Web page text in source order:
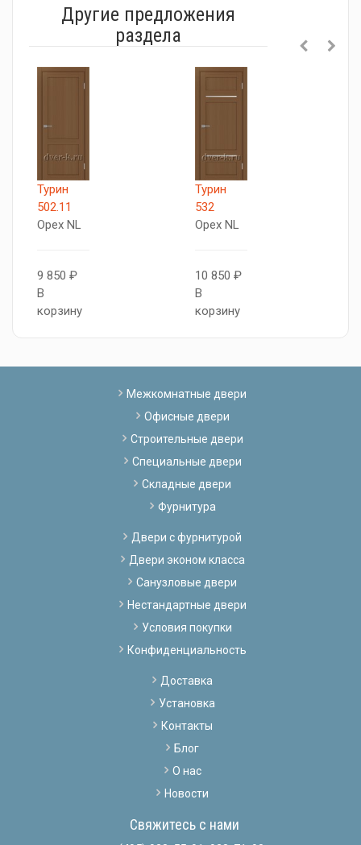
Другие предложения
раздела
Турин
502.11
Орех NL
9 850 ₽
В
корзину
Турин
532
Орех NL
10 850 ₽
В
корзину
Межкомнатные двери
Офисные двери
Строительные двери
Специальные двери
Складные двери
Фурнитура
Двери с фурнитурой
Двери эконом класса
Санузловые двери
Нестандартные двери
Условия покупки
Конфиденциальность
Доставка
Установка
Контакты
Блог
О нас
Новости
Свяжитесь с нами